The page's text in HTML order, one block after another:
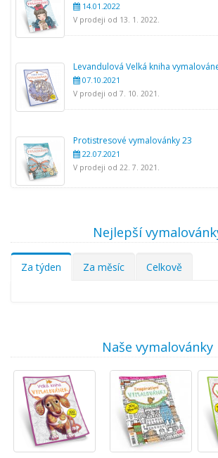
14.01.2022
V prodeji od 13. 1. 2022.
Levandulová Velká kniha
07.10.2021
V prodeji od 7. 10. 2021.
Protistresové vymalovánky 23
22.07.2021
V prodeji od 22. 7. 2021.
Nejlepší
Za týden Za měsíc Celkově
Naše vymalovánky